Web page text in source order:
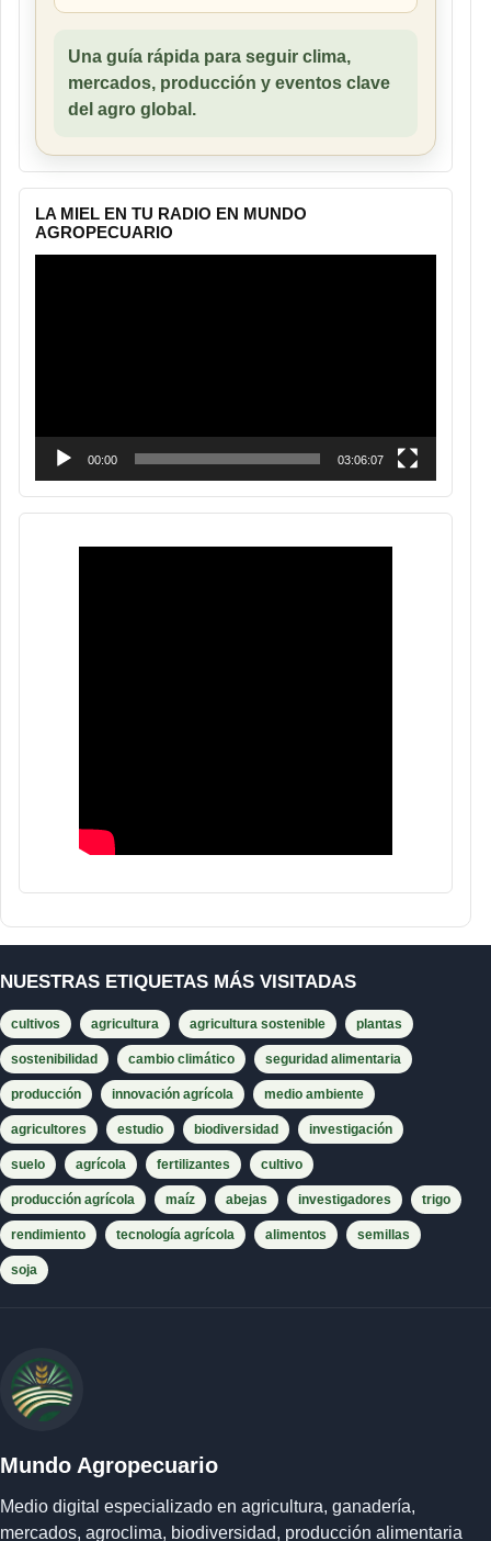
Una guía rápida para seguir clima,
mercados, producción y eventos clave
del agro global.
LA MIEL EN TU RADIO EN MUNDO
AGROPECUARIO
00:00 03:06:07
NUESTRAS ETIQUETAS MÁS VISITADAS
cultivos agricultura agricultura sostenible plantas
sostenibilidad cambio climático seguridad alimentaria
producción innovación agrícola medio ambiente
agricultores estudio biodiversidad investigación
suelo agrícola fertilizantes cultivo
producción agrícola maíz abejas investigadores trigo
rendimiento tecnología agrícola alimentos semillas
soja
Mundo Agropecuario
Medio digital especializado en agricultura, ganadería,
mercados, agroclima, biodiversidad, producción alimentaria